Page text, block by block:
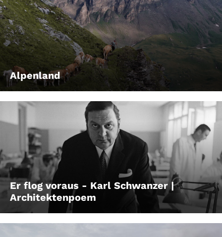
Alpenland
Er flog voraus - Karl Schwanzer |
Architektenpoem